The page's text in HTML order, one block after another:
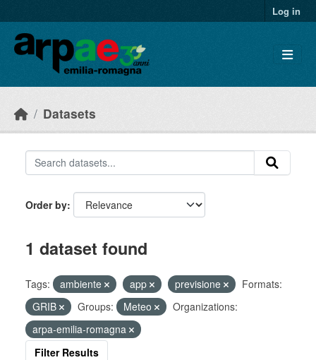
Log in
Datasets
Order by
1 dataset found
Tags: ambiente app previsione
Formats:
GRIB
Groups: Meteo
Organizations:
arpa-emilia-romagna
Filter Results